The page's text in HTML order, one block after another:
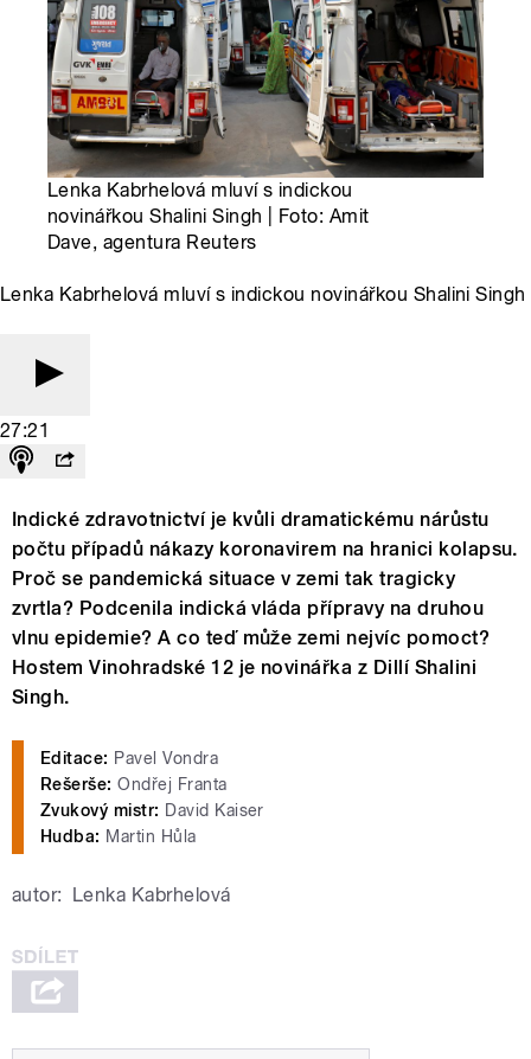
Lenka Kabrhelová mluví s indickou
novinářkou Shalini Singh | Foto: Amit
Dave, agentura Reuters
Lenka Kabrhelová mluví s indickou novinářkou Shalini Singh
27:21
Indické zdravotnictví je kvůli dramatickému nárůstu
počtu případů nákazy koronavirem na hranici kolapsu.
Proč se pandemická situace v zemi tak tragicky
zvrtla? Podcenila indická vláda přípravy na druhou
vlnu epidemie? A co teď může zemi nejvíc pomoct?
Hostem Vinohradské 12 je novinářka z Dillí Shalini
Singh.
Editace: Pavel Vondra
Rešerše: Ondřej Franta
Zvukový mistr: David Kaiser
Hudba: Martin Hůla
autor: Lenka Kabrhelová